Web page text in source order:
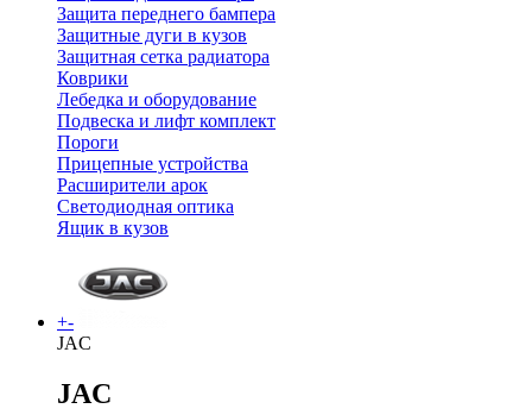
Защита переднего бампера
Защитные дуги в кузов
Защитная сетка радиатора
Коврики
Лебедка и оборудование
Подвеска и лифт комплект
Пороги
Прицепные устройства
Расширители арок
Светодиодная оптика
Ящик в кузов
+-
JAC
JAC